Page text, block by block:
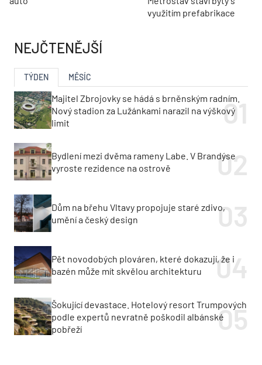
využitím prefabrikace
NEJČTENĚJŠÍ
TÝDEN MĚSÍC
Majitel Zbrojovky se hádá s brněnským radním.
Nový stadion za Lužánkami narazil na výškový
limit
Bydlení mezi dvěma rameny Labe. V Brandýse
vyroste rezidence na ostrově
Dům na břehu Vltavy propojuje staré zdivo,
umění a český design
Pět novodobých plováren, které dokazují, že i
bazén může mít skvělou architekturu
Šokující devastace. Hotelový resort Trumpových
podle expertů nevratně poškodil albánské
pobřeží